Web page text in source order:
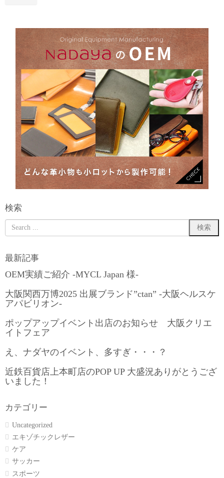
検索
最新記事
OEM実績ご紹介 -MYCL Japan 様-
大阪関西万博2025 出展ブランド”ctan” -大阪ヘルスケ
アパビリオン-
ポップアップイベント出店のお知らせ 大阪クリエ
イトフェア
え、ナダヤのイベント、多すぎ・・・？
近鉄百貨店上本町店のPOP UP 大盛況ありがとうござ
いました！
カテゴリー
Uncategorized
エキゾチックレザー
ケア
サッカー
スポーツ